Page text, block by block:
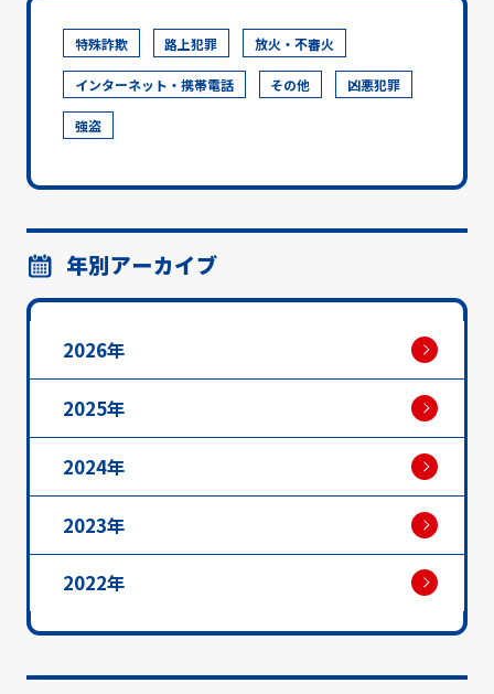
特殊詐欺 路上犯罪 放火・不審火
インターネット・携帯電話 その他 凶悪犯罪
強盗
年別アーカイブ
2026年
2025年
2024年
2023年
2022年